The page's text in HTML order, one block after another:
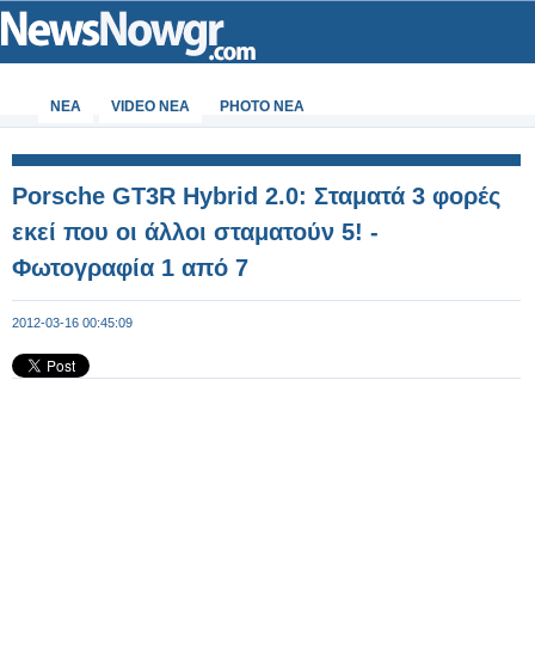
ΝΕΑ VIDEO NEA PHOTO NEA
Porsche GT3R Hybrid 2.0: Σταματά 3 φορές
εκεί που οι άλλοι σταματούν 5! -
Φωτογραφία 1 από 7
2012-03-16 00:45:09